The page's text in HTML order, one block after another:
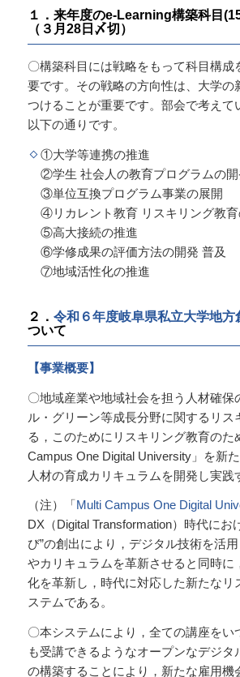
１ ．来年度のe-Learning構築科目
（３月28日〆切）
〇構築科目には戦略をもって科目構成
要です。その戦略の方向性は、大学の
つけることが重要です。部会で考えて
以下の通りです。
①大学等連携の推進
②学生 社会人の教育プログラムの開
③単位互換プログラム事業の展開
④リカレント教育 リスキリング教育
⑤高大接続の推進
⑥学修成果の評価方法の開発 普及
⑦地域活性化の推進
２． 令和６年度岐阜県私立大学地方
ついて
【事業概要】
〇地域産業や地域社会を担う人材確保
ル・グリーン等成長分野に関するリス
る，このためにリスキリング教育のた
Campus One Digital University」を新
人材の育成カリキュラムを開発し実践
（注）「 Multi Campus One Digital
DX（Digital Transformation）時代にお
び”の創出により，デジタル技術を活
やカリキュラムを革新させると同時に
化を革新し，時代に対応した新たなリ
ステムである。
〇本システムにより，全ての講座をい
も受講できるようなオープンなデジタ
の構築することにより，新たな雇用機